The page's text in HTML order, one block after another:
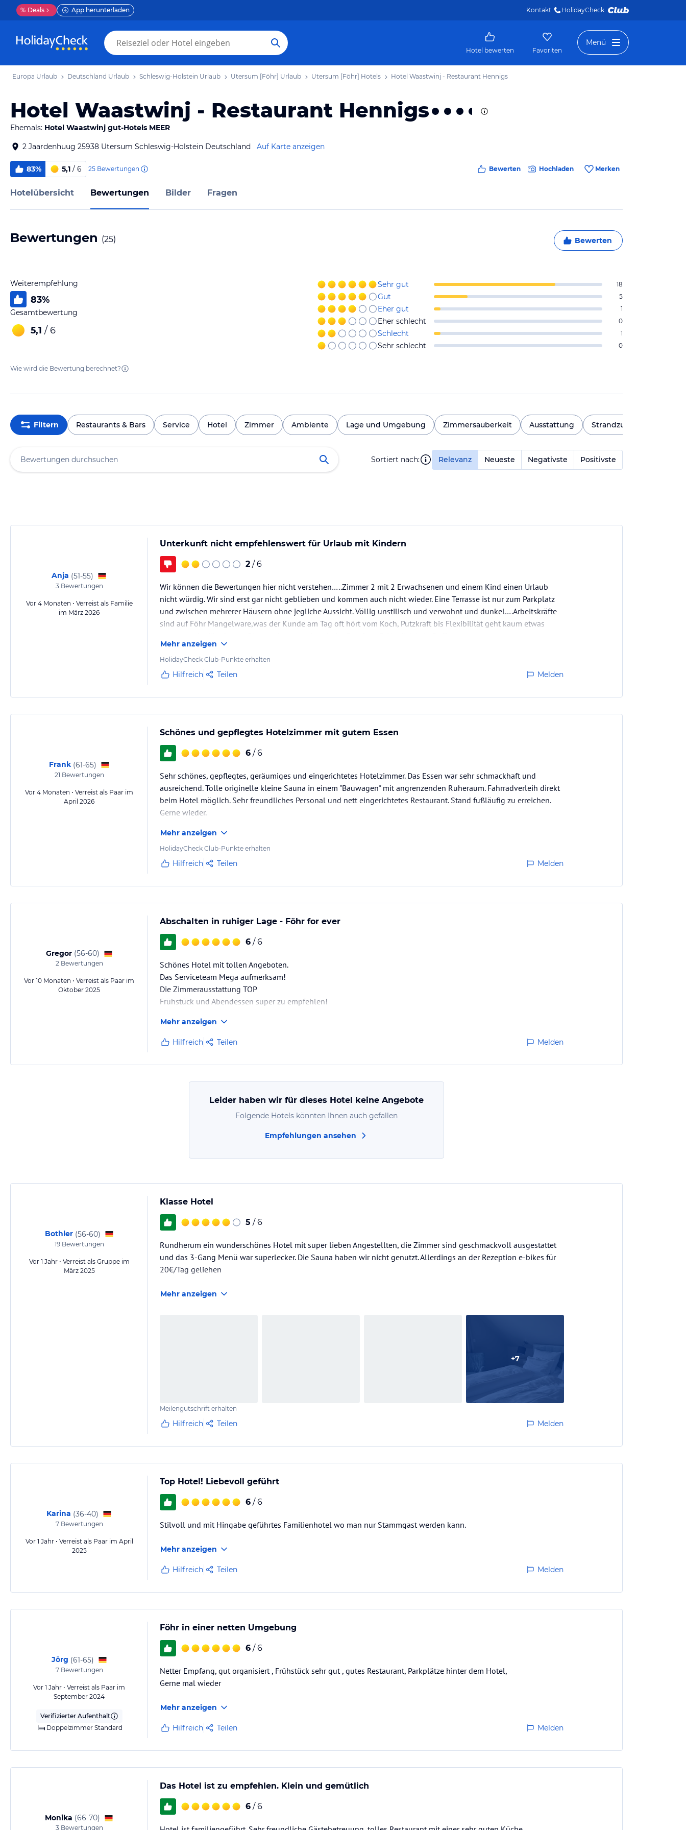
% Deals App herunterladen Kontakt HolidayCheck
Hotel bewerten Favoriten
Menü
Europa Urlaub Deutschland Urlaub Schleswig-Holstein Urlaub Utersum [Föhr] Urlaub Utersum [Föhr] Hotels Hotel Waastwinj - Restaurant Hennigs
Hotel Waastwinj - Restaurant Hennigs
Ehemals: Hotel Waastwinj gut-Hotels MEER
2 Jaardenhuug 25938 Utersum Schleswig-Holstein Deutschland Auf Karte anzeigen
83% 5,1 / 6 25 Bewertungen Bewerten Hochladen Merken
Hotelübersicht Bewertungen Bilder Fragen
Bewertungen (25) Bewerten
Weiterempfehlung
83%
Gesamtbewertung
5,1 / 6
Sehr gut 18
Gut 5
Eher gut 1
Eher schlecht 0
Schlecht 1
Sehr schlecht 0
Wie wird die Bewertung berechnet?
Filtern Restaurants & Bars Service Hotel Zimmer Ambiente Lage und Umgebung Zimmersauberkeit Ausstattung Strandzugang
Sortiert nach: Relevanz Neueste Negativste Positivste
Anja (51-55)
3Bewertungen
Vor 4 Monaten • Verreist als Familie
im März 2026
Unterkunft nicht empfehlenswert für Urlaub mit Kindern
2 / 6
Wir können die Bewertungen hier nicht verstehen…..Zimmer 2 mit 2 Erwachsenen und einem Kind einen Urlaub
nicht würdig. Wir sind erst gar nicht geblieben und kommen auch nicht wieder. Eine Terrasse ist nur zum Parkplatz
und zwischen mehrerer Häusern ohne jegliche Aussicht. Völlig unstilisch und verwohnt und dunkel….Arbeitskräfte
sind auf Föhr Mangelware,was der Kunde am Tag oft hört vom Koch, Putzkraft bis Flexibilität geht kaum etwas
Mehr anzeigen
HolidayCheck Club-Punkte erhalten
Hilfreich Teilen Melden
Frank (61-65)
21 Bewertungen
Vor 4 Monaten • Verreist als Paar im
April 2026
Schönes und gepflegtes Hotelzimmer mit gutem Essen
6 / 6
Sehr schönes, gepflegtes, geräumiges und eingerichtetes Hotelzimmer. Das Essen war sehr schmackhaft und
ausreichend. Tolle originelle kleine Sauna in einem "Bauwagen" mit angrenzenden Ruheraum. Fahrradverleih direkt
beim Hotel möglich. Sehr freundliches Personal und nett eingerichtetes Restaurant. Stand fußläufig zu erreichen.
Gerne wieder.
Mehr anzeigen
HolidayCheck Club-Punkte erhalten
Hilfreich Teilen Melden
Gregor (56-60)
2Bewertungen
Vor 10 Monaten • Verreist als Paar im
Oktober 2025
Abschalten in ruhiger Lage - Föhr for ever
6 / 6
Schönes Hotel mit tollen Angeboten.
Das Serviceteam Mega aufmerksam!
Die Zimmerausstattung TOP
Frühstück und Abendessen super zu empfehlen!
Mehr anzeigen
Hilfreich Teilen Melden
Leider haben wir für dieses Hotel keine Angebote
Folgende Hotels könnten Ihnen auch gefallen
Empfehlungen ansehen
Bothler (56-60)
19Bewertungen
Vor 1 Jahr • Verreist als Gruppe im
März 2025
Klasse Hotel
5 / 6
Rundherum ein wunderschönes Hotel mit super lieben Angestellten, die Zimmer sind geschmackvoll ausgestattet
und das 3-Gang Menü war superlecker. Die Sauna haben wir nicht genutzt. Allerdings an der Rezeption e-bikes für
20€/Tag geliehen
Mehr anzeigen
+7
Meilengutschrift erhalten
Hilfreich Teilen Melden
Karina (36-40)
7Bewertungen
Vor 1 Jahr • Verreist als Paar im April
2025
Top Hotel! Liebevoll geführt
6 / 6
Stilvoll und mit Hingabe geführtes Familienhotel wo man nur Stammgast werden kann.
Mehr anzeigen
Hilfreich Teilen Melden
Jörg (61-65)
7Bewertungen
Vor 1 Jahr • Verreist als Paar im
September 2024
Verifizierter Aufenthalt
Doppelzimmer Standard
Föhr in einer netten Umgebung
6 / 6
Netter Empfang, gut organisiert , Frühstück sehr gut , gutes Restaurant, Parkplätze hinter dem Hotel,
Gerne mal wieder
Mehr anzeigen
Hilfreich Teilen Melden
Monika (66-70)
3Bewertungen
Das Hotel ist zu empfehlen. Klein und gemütlich
6 / 6